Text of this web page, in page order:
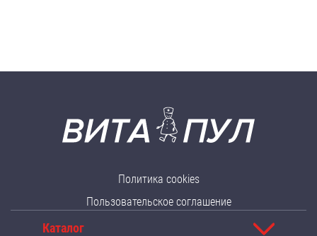
Политика cookies
Пользовательское соглашение
Каталог